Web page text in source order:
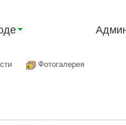
Фотогалерея